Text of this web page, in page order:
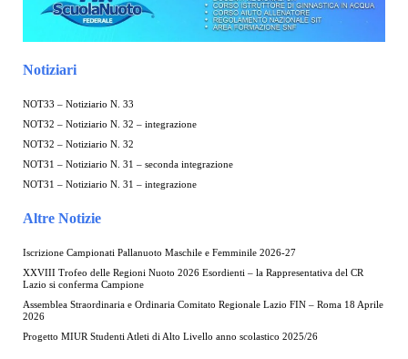
Notiziari
NOT33 – Notiziario N. 33
NOT32 – Notiziario N. 32 – integrazione
NOT32 – Notiziario N. 32
NOT31 – Notiziario N. 31 – seconda integrazione
NOT31 – Notiziario N. 31 – integrazione
Altre Notizie
Iscrizione Campionati Pallanuoto Maschile e Femminile 2026-27
XXVIII Trofeo delle Regioni Nuoto 2026 Esordienti – la Rappresentativa del CR
Lazio si conferma Campione
Assemblea Straordinaria e Ordinaria Comitato Regionale Lazio FIN – Roma 18 Aprile
2026
Progetto MIUR Studenti Atleti di Alto Livello anno scolastico 2025/26